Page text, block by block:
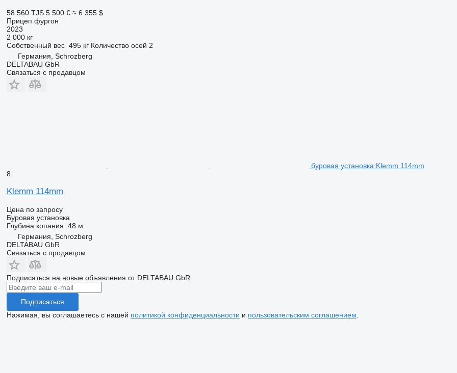
58 560 TJS 5 500 € ≈ 6 355 $
Прицеп фургон
2023
2 000 кг
Собственный вес 495 кг Количество осей 2
Германия, Schrozberg
DELTABAU GbR
Связаться с продавцом
буровая установка Klemm 114mm
8
Klemm 114mm
Цена по запросу
Буровая установка
Глубина копания 48 м
Германия, Schrozberg
DELTABAU GbR
Связаться с продавцом
Подписаться на новые объявления от DELTABAU GbR
Подписаться
Нажимая, вы соглашаетесь с нашей политикой конфиденциальности и пользовательским соглашением